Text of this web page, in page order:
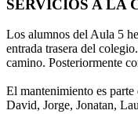
SERVICIOS A LA
Los alumnos del Aula 5
entrada trasera del
camino. Posteriormente
El mantenimiento es parte
David, Jorge, Jonatan,